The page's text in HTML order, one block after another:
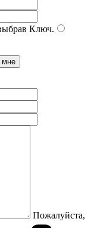
Ключ.
Пожалуйста,